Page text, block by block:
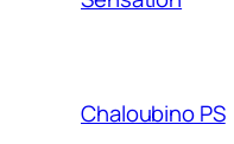
Chaloubino PS